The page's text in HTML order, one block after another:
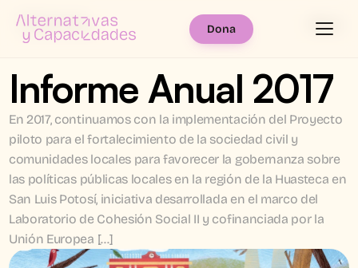
Menú
Dona
Informe Anual 2017
En 2017, continuamos con la implementación del Proyecto
piloto para el fortalecimiento de la sociedad civil y
comunidades locales para favorecer la gobernanza sobre
las políticas públicas locales en la región de la Huasteca en
San Luis Potosí, iniciativa desarrollada en el marco del
Laboratorio de Cohesión Social II y cofinanciada por la
Unión Europea […]